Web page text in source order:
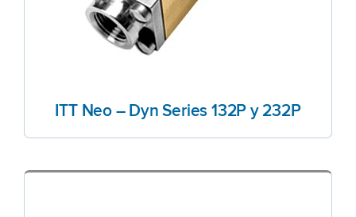
ITT Neo – Dyn Series 132P y 232P